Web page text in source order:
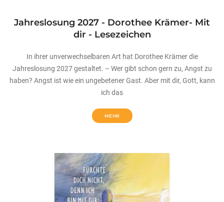
Jahreslosung 2027 - Dorothee Krämer- Mit
dir - Lesezeichen
In ihrer unverwechselbaren Art hat Dorothee Krämer die
Jahreslosung 2027 gestaltet. – Wer gibt schon gern zu, Angst zu
haben? Angst ist wie ein ungebetener Gast. Aber mit dir, Gott, kann
ich das
MEHR